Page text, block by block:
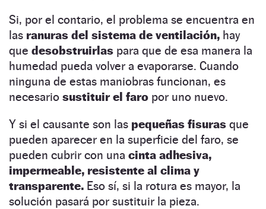
Si, por el contario, el problema se encuentra en
las ranuras del sistema de ventilación, hay
que desobstruirlas para que de esa manera la
humedad pueda volver a evaporarse. Cuando
ninguna de estas maniobras funcionan, es
necesario sustituir el faro por uno nuevo.
Y si el causante son las pequeñas fisuras que
pueden aparecer en la superficie del faro, se
pueden cubrir con una cinta adhesiva,
impermeable, resistente al clima y
transparente. Eso sí, si la rotura es mayor, la
solución pasará por sustituir la pieza.